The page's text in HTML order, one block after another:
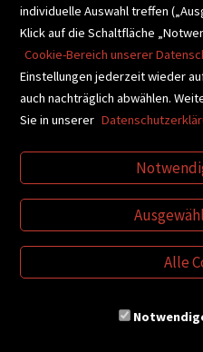
BIBLIOTHEKSSERVICE
VIDEO-TIPPS
VERTRAG WIDERRUFEN
©
individuelle Auswahl treffen
Klick auf die Schaltfläche
Cookie-Bereich unserer
Einstellungen jederzeit wieder
auch nachträglich abwählen.
Sie in unserer
Alle